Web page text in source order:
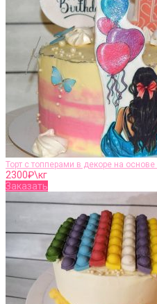
Торт с топперами в декоре на
2300₽\кг
Заказать